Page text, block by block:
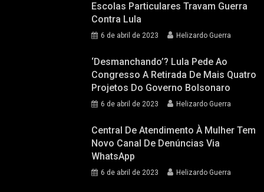
Escolas Particulares Travam Guerra
Contra Lula
6 de abril de 2023 Helizardo Guerra
‘Desmanchando’? Lula Pede Ao
Congresso A Retirada De Mais Quatro
Projetos Do Governo Bolsonaro
6 de abril de 2023 Helizardo Guerra
Central De Atendimento À Mulher Tem
Novo Canal De Denúncias Via
WhatsApp
6 de abril de 2023 Helizardo Guerra